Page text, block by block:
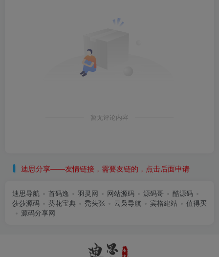
暂无评论内容
迪思分享——友情链接，需要友链的，点击后面申请
迪思导航 首码逸 羽灵网 网站源码 源码哥
酷源码
莎莎源码
葵花宝典 秃头张 云枭导航 宾格建站
值得买
源码分享网